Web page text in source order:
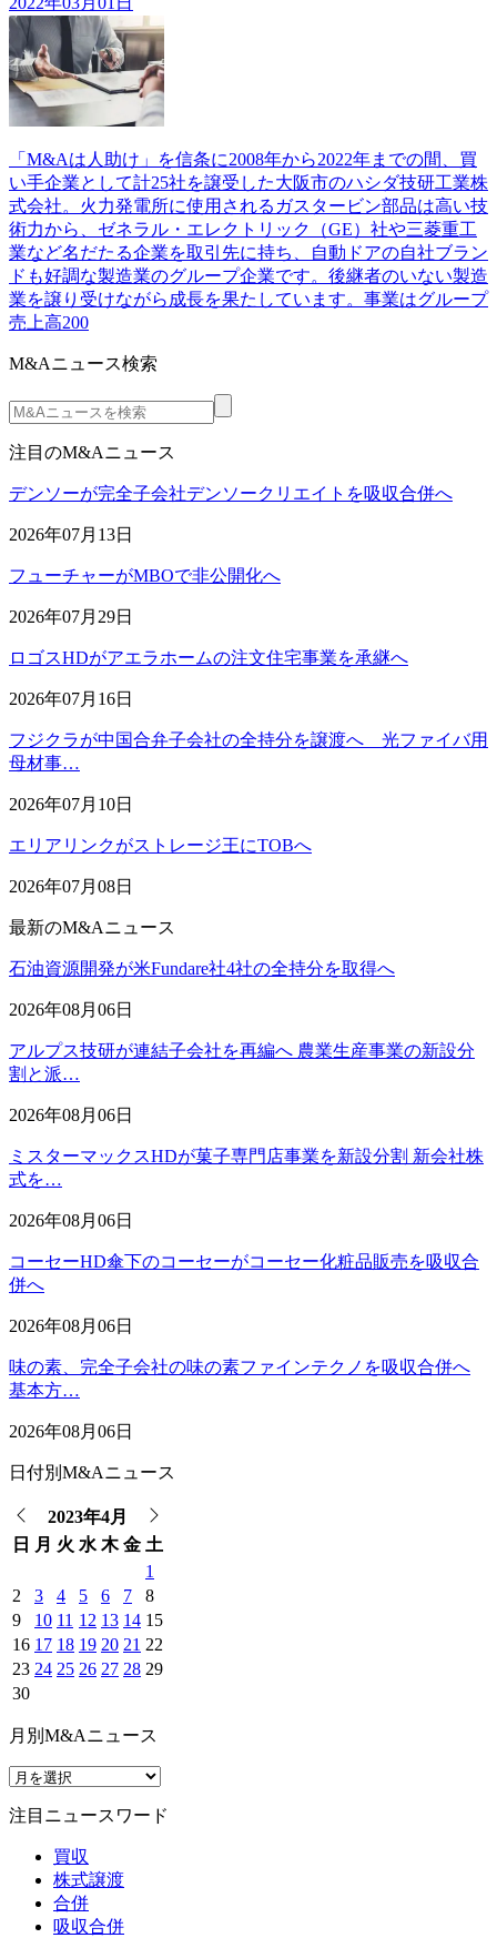
「M&Aは人助け」を信条に2008年から2022年までの間、買
い手企業として計25社を譲受した大阪市のハシダ技研工業株
式会社。火力発電所に使用されるガスタービン部品は高い技
術力から、ゼネラル・エレクトリック（GE）社や三菱重工
業など名だたる企業を取引先に持ち、自動ドアの自社ブラン
ドも好調な製造業のグループ企業です。後継者のいない製造
業を譲り受けながら成長を果たしています。事業はグループ
売上高200
M&Aニュース検索
注目のM&Aニュース
デンソーが完全子会社デンソークリエイトを吸収合併へ
2026年07月13日
フューチャーがMBOで非公開化へ
2026年07月29日
ロゴスHDがアエラホームの注文住宅事業を承継へ
2026年07月16日
フジクラが中国合弁子会社の全持分を譲渡へ 光ファイバ用
母材事…
2026年07月10日
エリアリンクがストレージ王にTOBへ
2026年07月08日
最新のM&Aニュース
石油資源開発が米Fundare社4社の全持分を取得へ
2026年08月06日
アルプス技研が連結子会社を再編へ 農業生産事業の新設分
割と派…
2026年08月06日
ミスターマックスHDが菓子専門店事業を新設分割 新会社株
式を…
2026年08月06日
コーセーHD傘下のコーセーがコーセー化粧品販売を吸収合
併へ
2026年08月06日
味の素、完全子会社の味の素ファインテクノを吸収合併へ
基本方…
2026年08月06日
日付別M&Aニュース
2023年4月
日 月 火 水 木 金 土
1
2
3 4 5 6 7
8
9
10 11 12 13 14 15
16 17 18 19 20 21 22
23 24 25 26 27 28 29
30
月別M&Aニュース
注目ニュースワード
買収
株式譲渡
合併
吸収合併